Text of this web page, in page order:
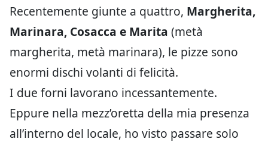
Recentemente giunte a quattro, Margherita,
Marinara, Cosacca e Marita (metà
margherita, metà marinara), le pizze sono
enormi dischi volanti di felicità.
I due forni lavorano incessantemente.
Eppure nella mezz’oretta della mia presenza
all’interno del locale, ho visto passare solo